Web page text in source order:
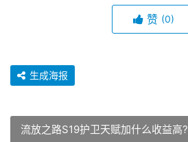
赞 (0)
生成海报
流放之路S19护卫天赋加什么收益高?